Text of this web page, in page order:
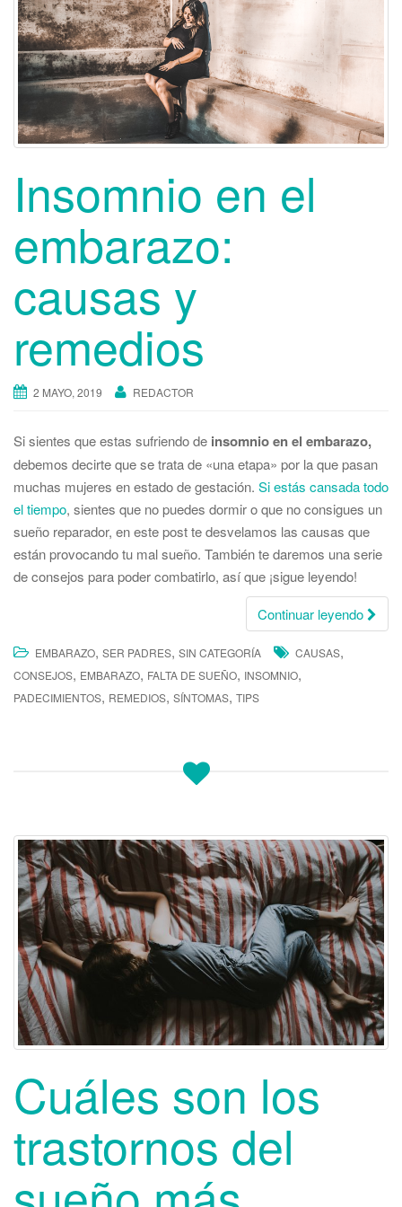
o
Insomnio en el
embarazo:
causas y
remedios
2 MAYO, 2019 REDACTOR
Si sientes que estas sufriendo de insomnio en el embarazo,
debemos decirte que se trata de «una etapa» por la que pasan
muchas mujeres en estado de gestación. Si estás cansada todo
el tiempo, sientes que no puedes dormir o que no consigues un
sueño reparador, en este post te desvelamos las causas que
están provocando tu mal sueño. También te daremos una serie
de consejos para poder combatirlo, así que ¡sigue leyendo!
Continuar leyendo
EMBARAZO, SER PADRES, SIN CATEGORÍA CAUSAS,
CONSEJOS, EMBARAZO, FALTA DE SUEÑO, INSOMNIO,
PADECIMIENTOS, REMEDIOS, SÍNTOMAS, TIPS
Cuáles son los
trastornos del